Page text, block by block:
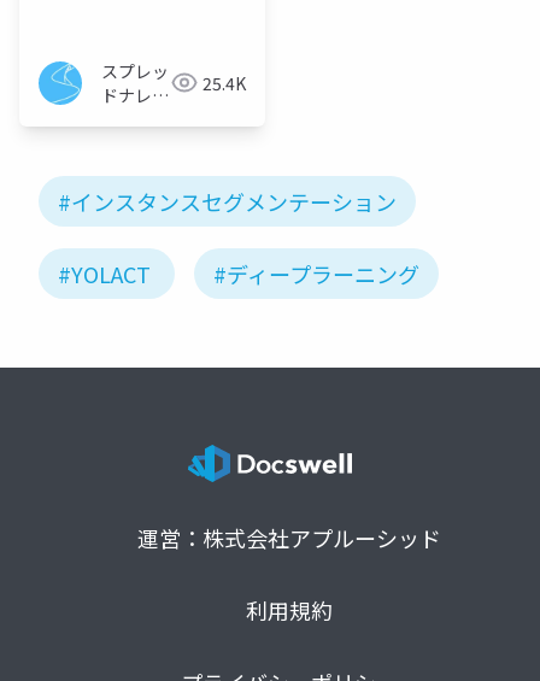
ノテーションまで
スプレッ
ドナレッ
25.4K
#インスタンスセグメンテーション
#YOLACT #ディープラーニング
運営：株式会社アプルーシッド
利用規約